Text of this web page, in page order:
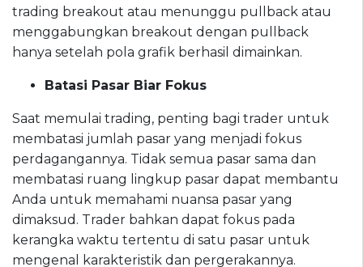
trading breakout atau menunggu pullback atau
menggabungkan breakout dengan pullback
hanya setelah pola grafik berhasil dimainkan.
Batasi Pasar Biar Fokus
Saat memulai trading, penting bagi trader untuk
membatasi jumlah pasar yang menjadi fokus
perdagangannya. Tidak semua pasar sama dan
membatasi ruang lingkup pasar dapat membantu
Anda untuk memahami nuansa pasar yang
dimaksud. Trader bahkan dapat fokus pada
kerangka waktu tertentu di satu pasar untuk
mengenal karakteristik dan pergerakannya.